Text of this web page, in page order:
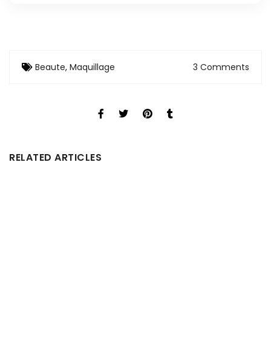
Beaute, Maquillage 3 Comments
RELATED ARTICLES